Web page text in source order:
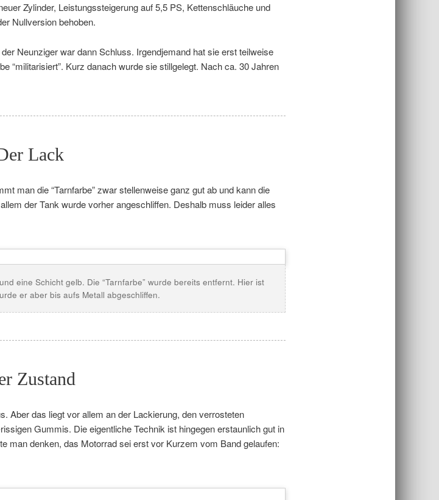
Zylinder, Leistungssteigerung auf 5,5 PS, Kettenschläuche und
Nullversion behoben.
Neunziger war dann Schluss. Irgendjemand hat sie erst teilweise
“militarisiert”. Kurz danach wurde sie stillgelegt. Nach ca. 30 Jahren
Lack
man die “Tarnfarbe” zwar stellenweise ganz gut ab und kann die
der Tank wurde vorher angeschliffen. Deshalb muss leider alles
eine Schicht gelb. Die “Tarnfarbe” wurde bereits entfernt. Hier ist
er aber bis aufs Metall abgeschliffen.
Zustand
Aber das liegt vor allem an der Lackierung, den verrosteten
Gummis. Die eigentliche Technik ist hingegen erstaunlich gut in
man denken, das Motorrad sei erst vor Kurzem vom Band gelaufen: